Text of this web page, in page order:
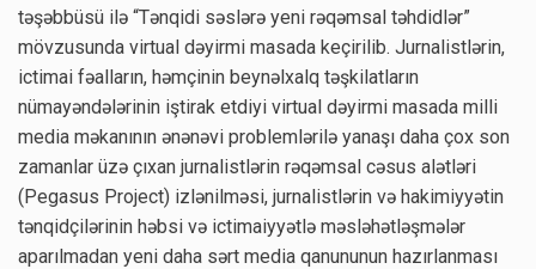
təşəbbüsü ilə “Tənqidi səslərə yeni rəqəmsal təhdidlər”
mövzusunda virtual dəyirmi masada keçirilib. Jurnalistlərin,
ictimai fəalların, həmçinin beynəlxalq təşkilatların
nümayəndələrinin iştirak etdiyi virtual dəyirmi masada milli
media məkanının ənənəvi problemlərilə yanaşı daha çox son
zamanlar üzə çıxan jurnalistlərin rəqəmsal cəsus alətləri
(Pegasus Project) izlənilməsi, jurnalistlərin və hakimiyyətin
tənqidçilərinin həbsi və ictimaiyyətlə məsləhətləşmələr
aparılmadan yeni daha sərt media qanununun hazırlanması